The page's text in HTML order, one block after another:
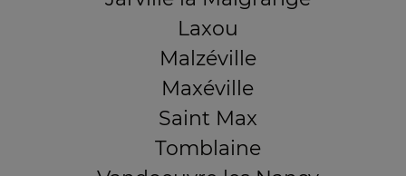
Laxou
Malzéville
Maxéville
Saint Max
Tomblaine